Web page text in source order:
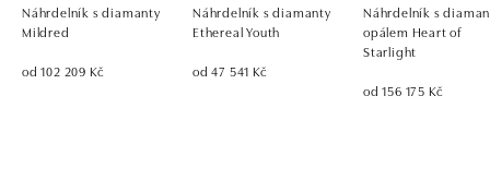
Náhrdelník s diamanty
Mildred
od 102 209 Kč
Náhrdelník s diamanty
Ethereal Youth
od 47 541 Kč
Náhrdelník s
opálem Heart of
Starlight
od 156 175 Kč